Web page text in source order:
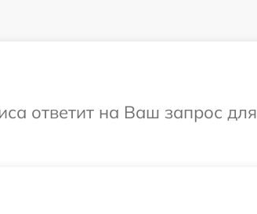
ответит на Ваш запрос для